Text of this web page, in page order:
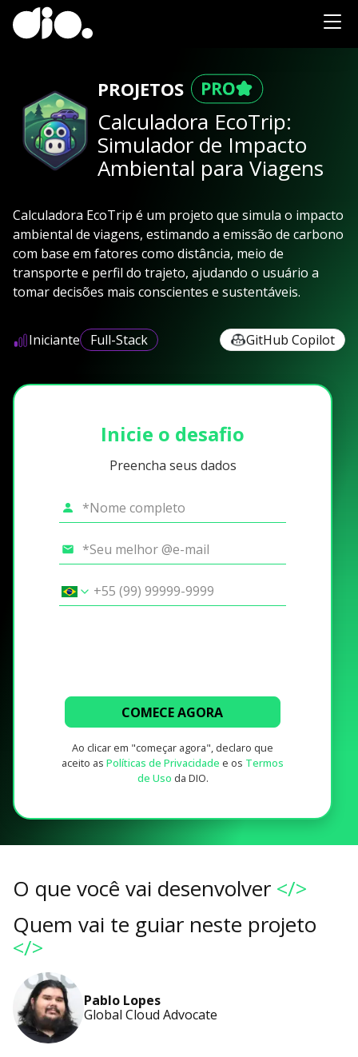
PROJETOS
Calculadora EcoTrip:
Simulador de Impacto
Ambiental para Viagens
Calculadora EcoTrip é um projeto que simula o impacto
ambiental de viagens, estimando a emissão de carbono
com base em fatores como distância, meio de
transporte e perfil do trajeto, ajudando o usuário a
tomar decisões mais conscientes e sustentáveis.
Iniciante Full-Stack GitHub Copilot
Inicie o desafio
Preencha seus dados
COMECE AGORA
Ao clicar em "começar agora", declaro que
aceito as Políticas de Privacidade e os Termos
de Uso da DIO.
O que você vai desenvolver </>
Quem vai te guiar neste projeto
</>
Pablo Lopes
Global Cloud Advocate